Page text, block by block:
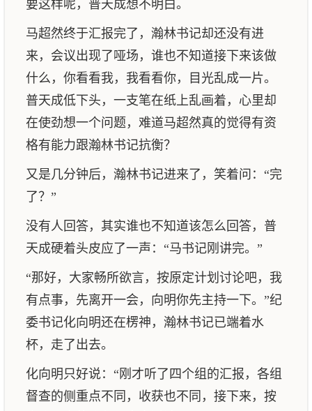
要这样呢，普天成想不明白。
马超然终于汇报完了，瀚林书记却还没有进
来，会议出现了哑场，谁也不知道接下来该做
什么，你看看我，我看看你，目光乱成一片。
普天成低下头，一支笔在纸上乱画着，心里却
在使劲想一个问题，难道马超然真的觉得有资
格有能力跟瀚林书记抗衡？
又是几分钟后，瀚林书记进来了，笑着问：“完
了？”
没有人回答，其实谁也不知道该怎么回答，普
天成硬着头皮应了一声：“马书记刚讲完。”
“那好，大家畅所欲言，按原定计划讨论吧，我
有点事，先离开一会，向明你先主持一下。”纪
委书记化向明还在楞神，瀚林书记已端着水
杯，走了出去。
化向明只好说：“刚才听了四个组的汇报，各组
督查的侧重点不同，收获也不同，接下来，按